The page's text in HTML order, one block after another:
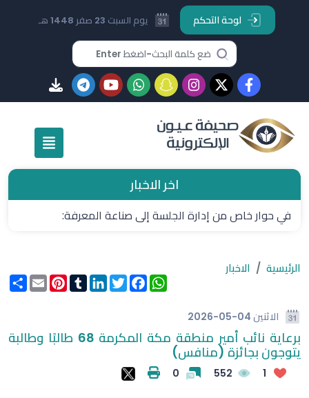
لوحة التحكم يوم السبت 23 صفر 1448 هـ
اخر الاخبار
في حوار خاص من إدارة الجلسة إلى صناعة المعرفة:
الممكن بالتقنية)
الرئيسية الاخبار
انشرEmail
PinterestTumblrLinkedInTwitter
Facebook
WhatsApp
الاثنين 2026-05-04
برعاية نائب أمير منطقة مكة المكرمة 68 طالبًا وطالبة
يتوجون بجائزة (منافس)
1
552
0